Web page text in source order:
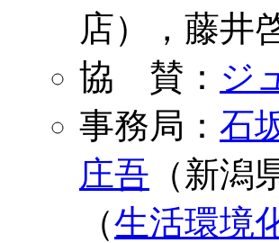
店），藤井
協 賛： ジ
事務局： 石
庄吾 （新
（生活環境